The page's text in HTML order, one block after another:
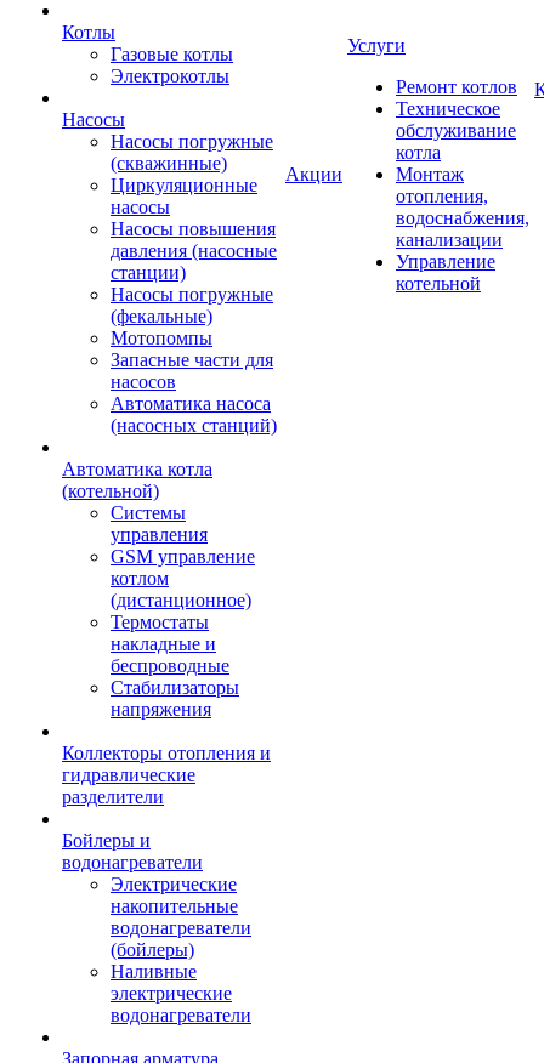
Котлы
Газовые котлы
Электрокотлы
Насосы
Насосы погружные
(скважинные)
Циркуляционные
насосы
Насосы повышения
давления (насосные
станции)
Насосы погружные
(фекальные)
Мотопомпы
Запасные части для
насосов
Автоматика насоса
(насосных станций)
Автоматика котла
(котельной)
Системы
управления
GSM управление
котлом
(дистанционное)
Термостаты
накладные и
беспроводные
Стабилизаторы
напряжения
Коллекторы отопления и
гидравлические
разделители
Бойлеры и
водонагреватели
Электрические
накопительные
водонагреватели
(бойлеры)
Наливные
электрические
водонагреватели
Запорная арматура
Акции
Услуги
Ремонт котлов
Техническое
обслуживание
котла
Монтаж
отопления,
водоснабжения,
канализации
Управление
котельной